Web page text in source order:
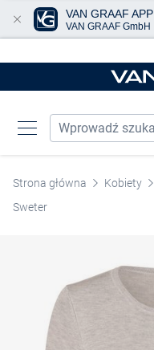
Strona główna Kobiety
Sweter
VAN GRAAF APP
VAN GRAAF GmbH